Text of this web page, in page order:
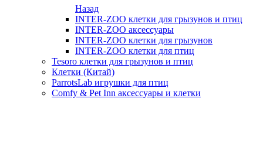
Назад
INTER-ZOO клетки для грызунов и птиц
INTER-ZOO аксессуары
INTER-ZOO клетки для грызунов
INTER-ZOO клетки для птиц
Tesoro клетки для грызунов и птиц
Клетки (Китай)
ParrotsLab игрушки для птиц
Comfy & Pet Inn аксессуары и клетки